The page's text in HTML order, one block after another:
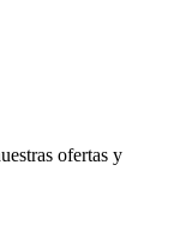
ofertas y